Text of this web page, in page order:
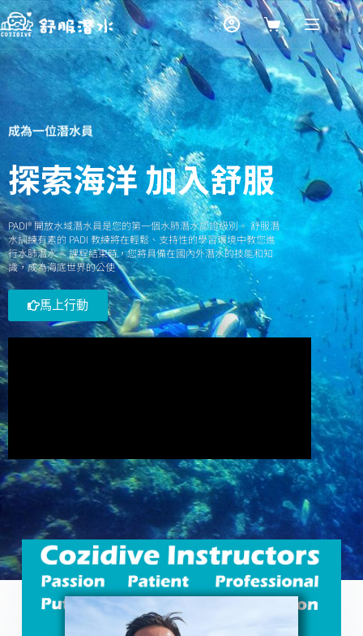
成為一位潛水員
探索海洋 加入舒服
PADI® 開放水域潛水員是您的第一個水肺潛水認證級別。 舒服潛
水訓練有素的 PADI 教練將在輕鬆、支持性的學習環境中教您進
行水肺潛水。 課程結束時，您將具備在國內外潛水的技能和知
識，成為海底世界的公使。
馬上行動